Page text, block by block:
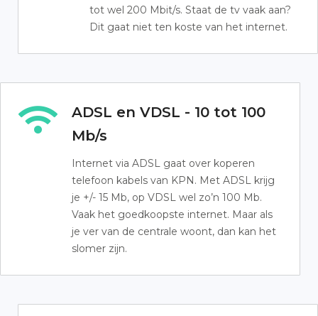
tot wel 200 Mbit/s. Staat de tv vaak aan?
Dit gaat niet ten koste van het internet.
ADSL en VDSL - 10 tot 100
Mb/s
Internet via ADSL gaat over koperen
telefoon kabels van KPN. Met ADSL krijg
je +/- 15 Mb, op VDSL wel zo’n 100 Mb.
Vaak het goedkoopste internet. Maar als
je ver van de centrale woont, dan kan het
slomer zijn.